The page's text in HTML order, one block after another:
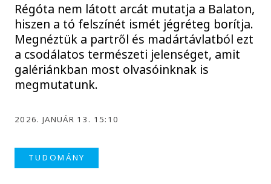
Régóta nem látott arcát mutatja a Balaton,
hiszen a tó felszínét ismét jégréteg borítja.
Megnéztük a partről és madártávlatból ezt
a csodálatos természeti jelenséget, amit
galériánkban most olvasóinknak is
megmutatunk.
2026. JANUÁR 13. 15:10
TUDOMÁNY